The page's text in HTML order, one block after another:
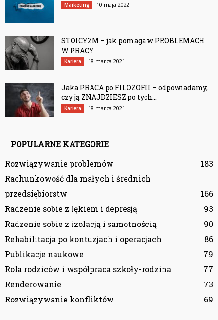
Marketing 10 maja 2022
STOICYZM – jak pomaga w PROBLEMACH
W PRACY
Kariera 18 marca 2021
Jaka PRACA po FILOZOFII – odpowiadamy,
czy ją ZNAJDZIESZ po tych...
Kariera 18 marca 2021
POPULARNE KATEGORIE
Rozwiązywanie problemów
183
Rachunkowość dla małych i średnich
przedsiębiorstw
166
Radzenie sobie z lękiem i depresją
93
Radzenie sobie z izolacją i samotnością
90
Rehabilitacja po kontuzjach i operacjach
86
Publikacje naukowe
79
Rola rodziców i współpraca szkoły-rodzina
77
Renderowanie
73
Rozwiązywanie konfliktów
69